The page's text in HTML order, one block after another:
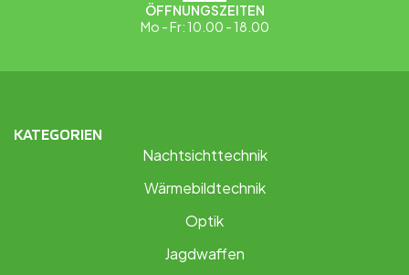
ÖFFNUNGSZEITEN
Mo - Fr: 10.00 - 18.00
KATEGORIEN
Nachtsichttechnik
Wärmebildtechnik
Optik
Jagdwaffen